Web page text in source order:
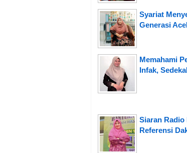
Syariat
Generasi
Memahami
Infak,
Siaran
Referensi